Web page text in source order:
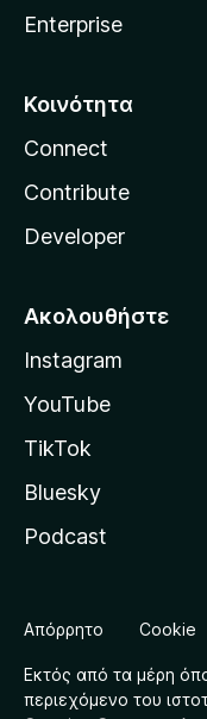
Enterprise
Κοινότητα
Connect
Contribute
Developer
Ακολουθήστε
Instagram
YouTube
TikTok
Bluesky
Podcast
Απόρρητο Cookie
Εκτός από τα μέρη
περιεχόμενο του